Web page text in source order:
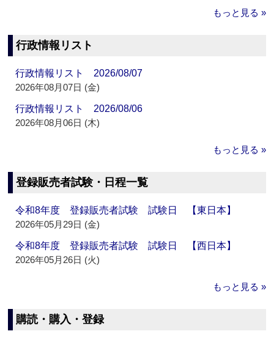
もっと見る »
行政情報リスト
行政情報リスト 2026/08/07
2026年08月07日 (金)
行政情報リスト 2026/08/06
2026年08月06日 (木)
もっと見る »
登録販売者試験・日程一覧
令和8年度 登録販売者試験 試験日 【東日本】
2026年05月29日 (金)
令和8年度 登録販売者試験 試験日 【西日本】
2026年05月26日 (火)
もっと見る »
購読・購入・登録